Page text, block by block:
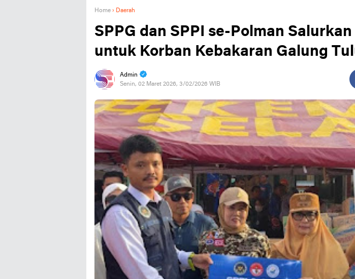
Home › Daerah
SPPG dan SPPI se-Polman
untuk Korban Kebakaran Galung
Admin
Senin, 02 Maret 2026, 3/02/2026 WIB